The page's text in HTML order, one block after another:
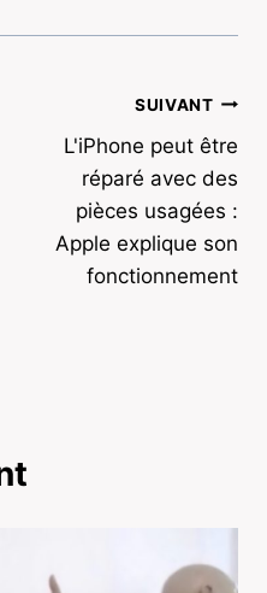
SUIVANT
L'iPhone peut être
réparé avec des
pièces usagées :
Apple explique son
fonctionnement